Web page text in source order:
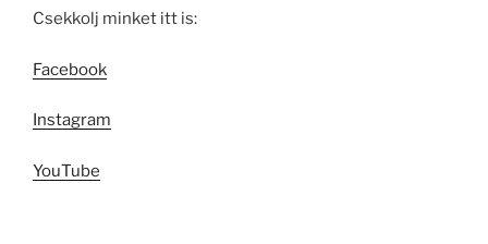
Csekkolj minket itt is:
Facebook
Instagram
YouTube